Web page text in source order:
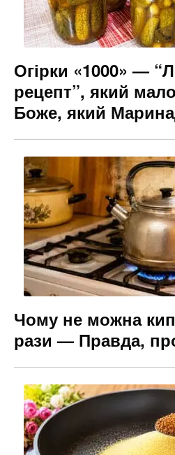
Огірки «1000» —
рецепт”, який
Боже, який
Чому не можна
рази — Правда,